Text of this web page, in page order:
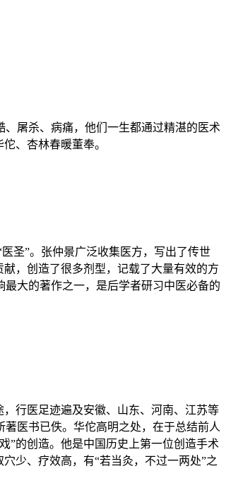
屠杀、病痛，他们一生都通过精湛的医术
、杏林春暖董奉。
圣”。张仲景广泛收集医方，写出了传世
，创造了很多剂型，记载了大量有效的方
大的著作之一，是后学者研习中医必备的
行医足迹遍及安徽、山东、河南、江苏等
医书已佚。华佗高明之处，在于总结前人
”的创造。他是中国历史上第一位创造手术
少、疗效高，有“若当灸，不过一两处”之